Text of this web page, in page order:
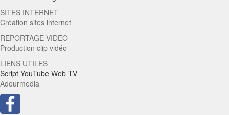
SITES INTERNET
Création sites internet
REPORTAGE VIDEO
Production clip vidéo
LIENS UTILES
Script YouTube Web TV
Adourmedia